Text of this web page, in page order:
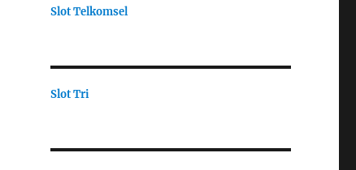
Slot Telkomsel
Slot Tri